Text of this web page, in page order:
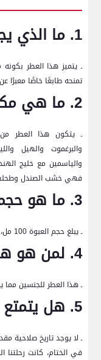
1. ما الذي يجعله مميزًا؟
ـ يتميز هذا العطر بكونه
تمنحه طابعًا خاصًا معبرًا عن
2. ما هي مكونات العطر؟
ـ يتكون هذا العطر من
والبرغموت والهيل
والياسمين مع خليج
فهي خشب الصندل وطحلب
3. ما هو حجم العبوة؟
ـ يبلغ حجم العبوة 100 مل، وهي مثالية للاستخدام عند الخروج أو العمل.
4. لمن هو هذا العطر؟
ـ هذا العطر للجنسين مما
5. هل يتمتع بتاريخ صلاحية؟
ـ لا يوجد تاريخ صلاحية